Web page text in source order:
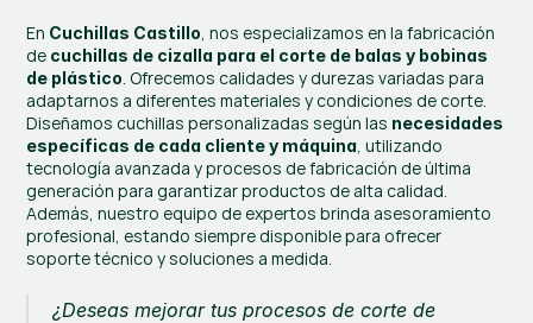
En Cuchillas Castillo, nos especializamos en la fabricación
de cuchillas de cizalla para el corte de balas y bobinas
de plástico. Ofrecemos calidades y durezas variadas para
adaptarnos a diferentes materiales y condiciones de corte.
Diseñamos cuchillas personalizadas según las necesidades
específicas de cada cliente y máquina, utilizando
tecnología avanzada y procesos de fabricación de última
generación para garantizar productos de alta calidad.
Además, nuestro equipo de expertos brinda asesoramiento
profesional, estando siempre disponible para ofrecer
soporte técnico y soluciones a medida.
¿Deseas mejorar tus procesos de corte de